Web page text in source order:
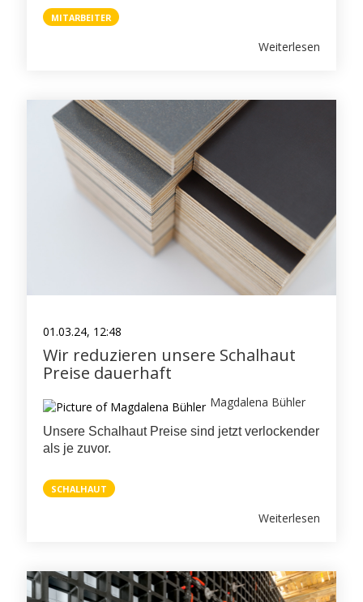
MITARBEITER
Weiterlesen
01.03.24, 12:48
Wir reduzieren unsere Schalhaut
Preise dauerhaft
Magdalena Bühler
Unsere Schalhaut Preise sind jetzt verlockender
als je zuvor.
SCHALHAUT
Weiterlesen